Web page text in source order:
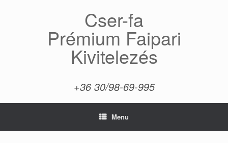
Cser-fa
Prémium Faipari
Kivitelezés
+36 30/98-69-995
Menu